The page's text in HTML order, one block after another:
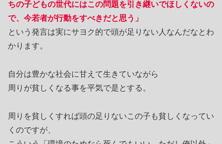
ちの子どもの世代にはこの問題を引き継いでほしくないの
で、今若者が行動をすべきだと思う」
という発言は実にサヨク的で頭が足りない人なんだなとわ
かります。
自分は豊かな社会に甘えて生きていながら
周りが貧しくなる事を平気で是とする。
周りを貧しくすれば頭の足りないこの子も貧しくなってい
くのですが、